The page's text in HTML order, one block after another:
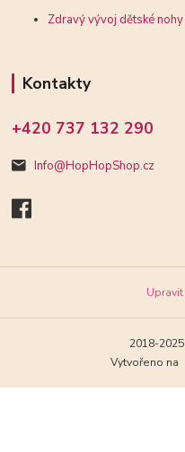
Zdravý vývoj dětské nohy
Kontakty
+420 737 132 290
Info@HopHopShop.cz
2018-
Vytvořeno na